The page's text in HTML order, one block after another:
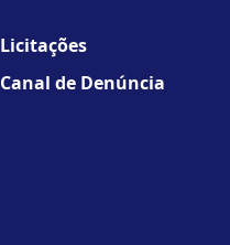
Licitações
Canal de Denúncia